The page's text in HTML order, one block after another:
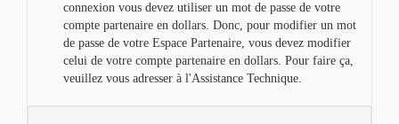
connexion vous devez utiliser un mot de passe de votre
compte partenaire en dollars. Donc, pour modifier un mot
de passe de votre Espace Partenaire, vous devez modifier
celui de votre compte partenaire en dollars. Pour faire ça,
veuillez vous adresser à l'Assistance Technique.